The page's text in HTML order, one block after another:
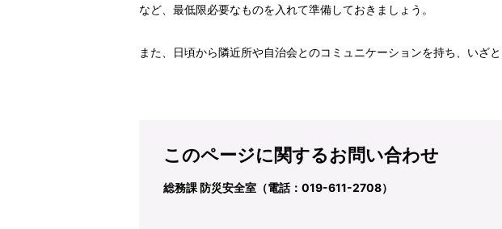
など、最低限必要なものを入れて準備しておきましょう。
また、日頃から隣近所や自治会とのコミュニケーションを持ち、いざ
このページに関するお問い合わせ
総務課 防災安全室（電話：019-611-2708）